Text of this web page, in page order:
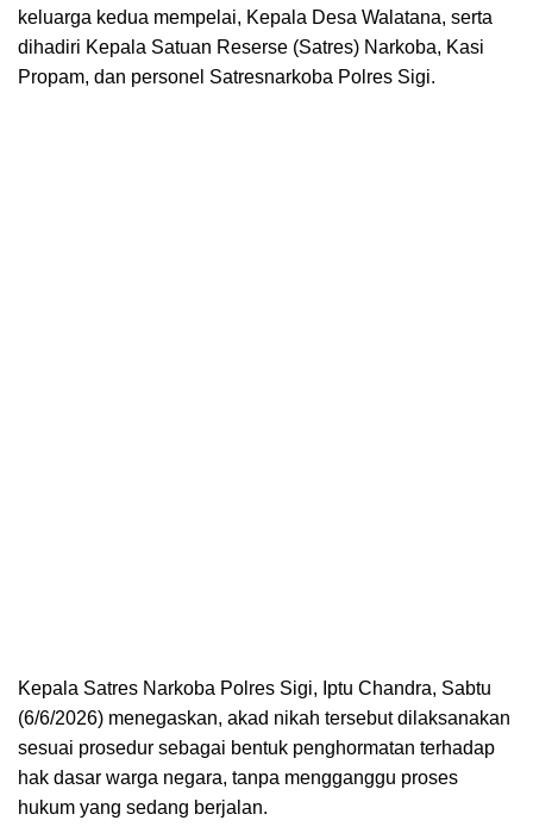
keluarga kedua mempelai, Kepala Desa Walatana, serta
dihadiri Kepala Satuan Reserse (Satres) Narkoba, Kasi
Propam, dan personel Satresnarkoba Polres Sigi.
Kepala Satres Narkoba Polres Sigi, Iptu Chandra, Sabtu
(6/6/2026) menegaskan, akad nikah tersebut dilaksanakan
sesuai prosedur sebagai bentuk penghormatan terhadap
hak dasar warga negara, tanpa mengganggu proses
hukum yang sedang berjalan.